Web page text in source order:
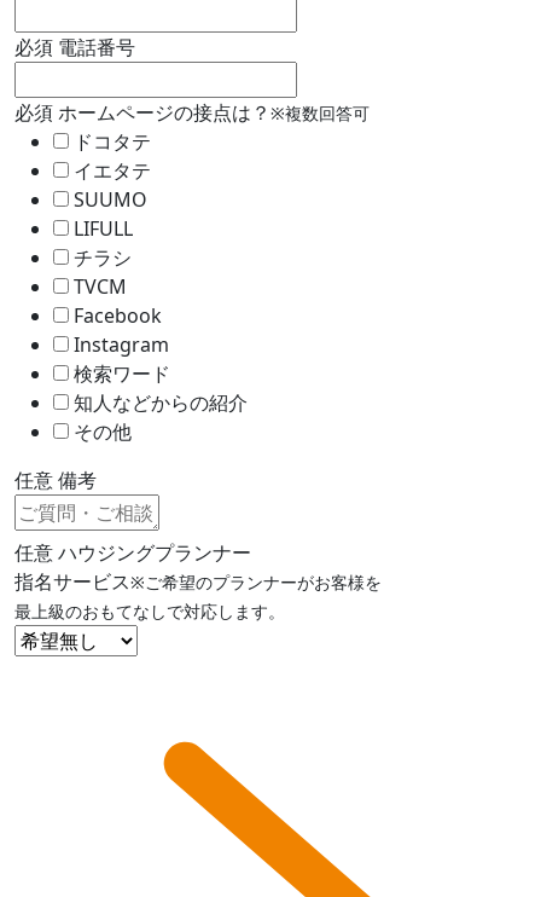
必須 電話番号
必須ホームページの接点は？ ※複数回答可
ドコタテ
イエタテ
SUUMO
LIFULL
チラシ
TVCM
Facebook
Instagram
検索ワード
知人などからの紹介
その他
任意備考
任意ハウジングプランナー
指名サービス※ご希望のプランナーがお客様を
最上級のおもてなしで対応します。